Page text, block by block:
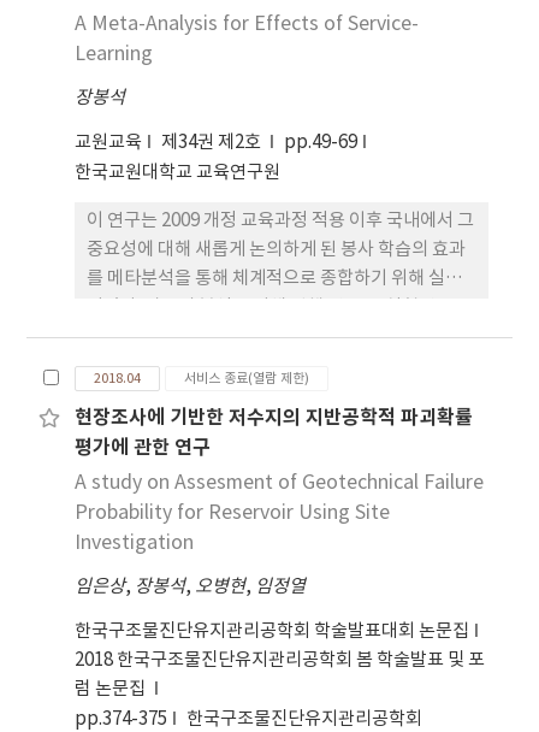
A Meta-Analysis for Effects of Service-
Learning
장봉석
교원교육 제34권 제2호
pp.49-69
한국교원대학교 교육연구원
이 연구는 2009 개정 교육과정 적용 이후 국내에서 그
중요성에 대해 새롭게 논의하게 된 봉사 학습의 효과
를 메타분석을 통해 체계적으로 종합하기 위해 실시
편을 선정하였다. 연구문제는 다음과 같다. 첫째, 봉사
학습이 학생 발달에 미치는 전체 효과크기는 어느 수
준인가? 둘째, 범주형 변인에 따른 봉사학습의 효과
크기는 얼마인가? 셋째, 연속형 변인에 따른 봉사학
습의 효과크기는 얼마인가? 연구 결과는 다음과 같다.
첫째, 봉사학습의 전체 효과크기는 0.688로 나타났으
며, 이 결과는 매우 크다고 해석될 수 있다. 둘째, 학위
논문의 효과크기가 학술지논문보다 더 큰 것으로 나
학업성취도, 정의적 영역 순으로 효과크기가 큰 것으
로 나타났다. 넷째, 학생 장애 여부에 따라 효과크기를
비교한 결과, 지적 장애, 일반 순으로 효과 크기가 큰
것으로 나타났다. 다섯째, 봉사학습의 네 단계(준비,
실행, 반성, 시연) 준수 여부에 따른 효과크기를 비교
2018.04 서비스 종료(열람 제한)
현장조사에 기반한 저수지의 지반공학적 파괴확률
평가에 관한 연구
A study on Assesment of Geotechnical Failure
Probability for Reservoir Using Site
Investigation
임은상, 장봉석, 오병현, 임정열
한국구조물진단유지관리공학회 학술발표대회 논문집
2018 한국구조물진단유지관리공학회 봄 학술발표 및 포
럼 논문집
pp.374-375
한국구조물진단유지관리공학회